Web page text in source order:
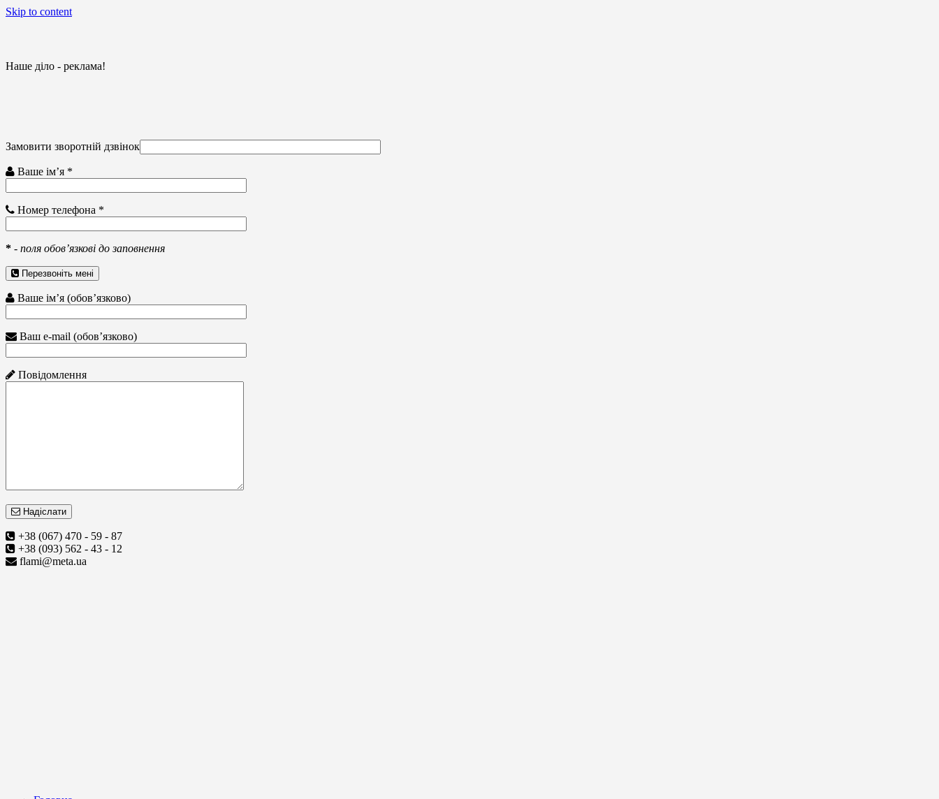
Skip to content
Наше діло - реклама!
Замовити зворотній дзвінок
Ваше ім’я *
Номер телефона *
* - поля обов’язкові до заповнення
Перезвоніть мені
Ваше ім’я (обов’язково)
Ваш e-mail (обов’язково)
Повідомлення
Надіслати
+38 (067) 470 - 59 - 87
+38 (093) 562 - 43 - 12
flami@meta.ua